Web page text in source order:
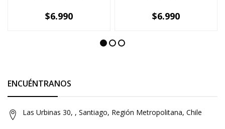
+
$6.990 +
$6.990
ENCUÉNTRANOS
Las Urbinas 30, , Santiago, Región Metropolitana, Chile